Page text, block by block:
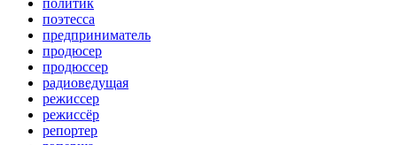
поэтесса
предприниматель
продюсер
продюссер
радиоведущая
режиссер
режиссёр
репортер